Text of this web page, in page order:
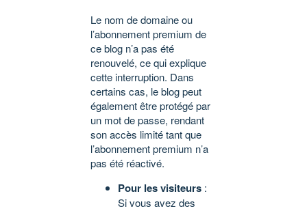
Le nom de domaine ou
l’abonnement premium de
ce blog n’a pas été
renouvelé, ce qui explique
cette interruption. Dans
certains cas, le blog peut
également être protégé par
un mot de passe, rendant
son accès limité tant que
l’abonnement premium n’a
pas été réactivé.
Pour les visiteurs :
Si vous avez des